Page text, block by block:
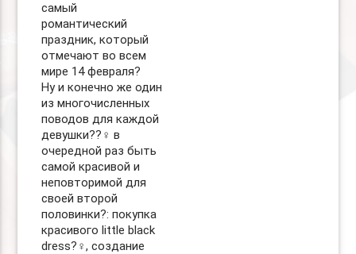
самый
романтический
праздник, который
отмечают во всем
мире 14 февраля? ⠀
Ну и конечно же один
из многочисленных
поводов для каждой
девушки??‍♀️ в
очередной раз быть
самой красивой и
неповторимой для
своей второй
половинки?: покупка
красивого little black
dress?‍♀️, создание